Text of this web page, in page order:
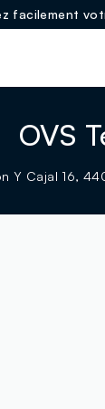
facilement
OVS
Y Cajal 16,